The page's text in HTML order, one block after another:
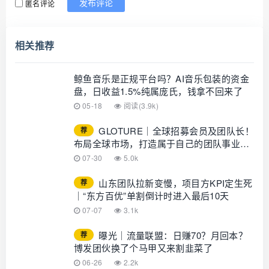
匿名评论 发布评论
相关推荐
鲸鱼音乐是正规平台吗？AI音乐包装的资金
盘，日收益1.5%纯属庞氏，钱拿不回来了
05-18 阅读(3.9k)
荐
GLOTURE｜全球招募会员及团队长！
布局全球市场，打造属于自己的团队事业，
想增加收入？想打造团队？加入
07-30 5.0k
荐
山东团队拉新变慢，项目方KPI定生死
｜“东方百优”单割倒计时进入最后10天
07-07 3.1k
荐
曝光｜流量联盟：日赚70？月回本？
博发团伙换了个马甲又来割韭菜了
06-26 2.2k